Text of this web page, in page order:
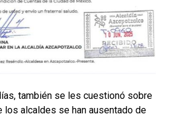
también se les cuestionó sobre
los alcaldes se han ausentado de